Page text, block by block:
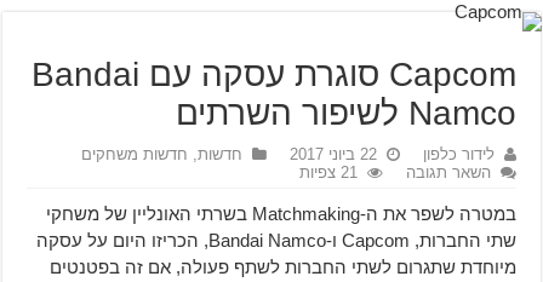
Capcom סוגרת עסקה עם Bandai
Namco לשיפור השרתים
לידור כלפון 22 ביוני 2017 חדשות, חדשות משחקים
השאר תגובה
21 צפיות
במטרה לשפר את ה-Matchmaking בשרתי האונליין של משחקי
שתי החברות, Capcom ו-Bandai Namco, הכריזו היום על עסקה
מיוחדת שתגרום לשתי החברות לשתף פעולה, אם זה בפטנטים